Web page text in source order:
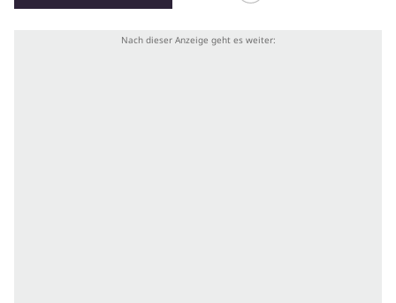
hat dem Krieg allerdings den Rücken
im Boden Laplands eine Goldader. Leider trifft